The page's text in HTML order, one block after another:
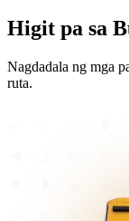
Higit pa sa
Nagdadala ng mga
ruta.